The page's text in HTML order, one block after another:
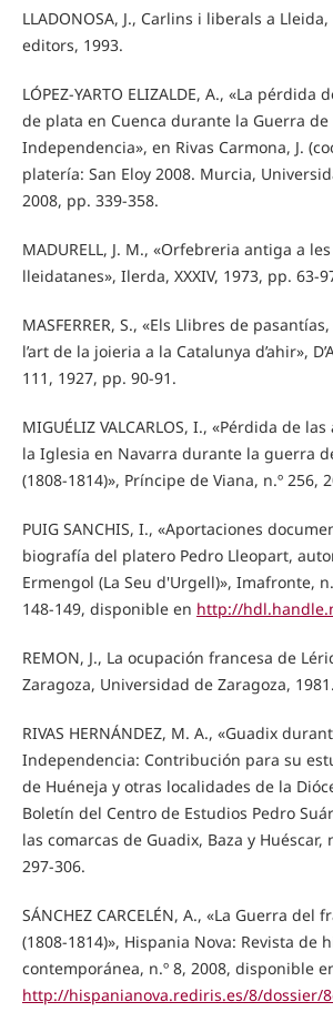
LLADONOSA, J., Carlins i liberals a
editors, 1993.
LÓPEZ-YARTO ELIZALDE, A., «La
de plata en Cuenca durante la Guerra de
Independencia», en Rivas Carmona, J.
platería: San Eloy 2008. Murcia,
2008, pp. 339-358.
MADURELL, J. M., «Orfebreria antiga a
lleidatanes», Ilerda, XXXIV, 1973, pp. 63-
MASFERRER, S., «Els Llibres de
l’art de la joieria a la Catalunya d’ahir»,
111, 1927, pp. 90-91.
MIGUÉLIZ VALCARLOS, I., «Pérdida de
la Iglesia en Navarra durante la guerra
(1808-1814)», Príncipe de Viana, n.º 256,
PUIG SANCHIS, I., «Aportaciones
biografía del platero Pedro Lleopart,
Ermengol (La Seu d'Urgell)», Imafronte,
148-149, disponible en http://
REMON, J., La ocupación francesa de
Zaragoza, Universidad de Zaragoza, 1981.
RIVAS HERNÁNDEZ, M. A., «Guadix
Independencia: Contribución para su
de Huéneja y otras localidades de la
Boletín del Centro de Estudios Pedro
las comarcas de Guadix, Baza y Huéscar,
297-306.
SÁNCHEZ CARCELÉN, A., «La Guerra del
(1808-1814)», Hispania Nova: Revista de
contemporánea, n.º 8, 2008, disponible
http://hispanianova.rediris.es/8/dossier/